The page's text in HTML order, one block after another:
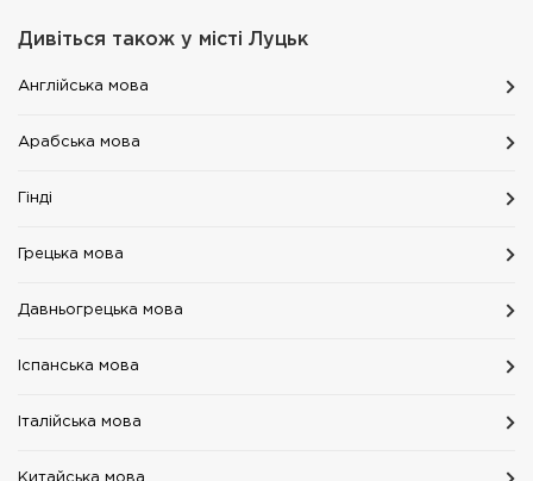
Дивіться також у місті Луцьк
Англійська мова
Арабська мова
Гінді
Грецька мова
Давньогрецька мова
Іспанська мова
Італійська мова
Китайська мова